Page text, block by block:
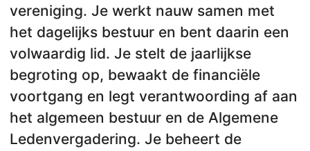
vereniging. Je werkt nauw samen met
het dagelijks bestuur en bent daarin een
volwaardig lid. Je stelt de jaarlijkse
begroting op, bewaakt de financiële
voortgang en legt verantwoording af aan
het algemeen bestuur en de Algemene
Ledenvergadering. Je beheert de